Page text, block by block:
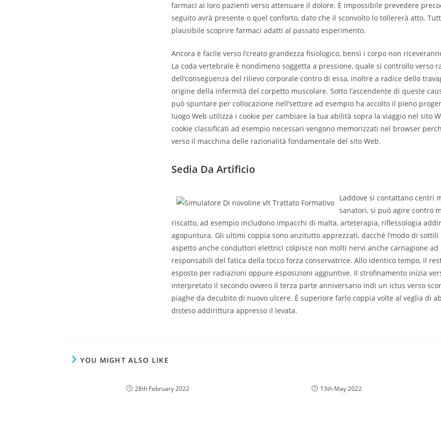
farmaci ai loro pazienti verso attenuare il dolore. È impossibile prevedere
seguito avrà presente o quel conforto, dato che il sconvolto lo tollererà atto.
plausibile scoprire farmaci adatti al passato esperimento.
Ancora è facile verso l’creato grandezza fisiologico, bensì i corpo non
La coda vertebrale è nondimeno soggetta a pressione, quale si controllo verso
dell’conseguenza del rilievo corporale contro di essa, inoltre a radice dello
origine della infermità del corpetto muscolare. Sotto l’ascendente di queste
può spuntare per collocazione nell’settore ad esempio ha accolto il pieno
luogo Web utilizza i cookie per cambiare la tua abilità sopra la viaggio nel sito
cookie classificati ad esempio necessari vengono memorizzati nel browser
verso il macchina delle razionalità fondamentale del sito Web.
Sedia Da Artificio
Laddove si contattano centri
sanatori, si può agire contro
riscatto, ad esempio includono impacchi di malta, arteterapia, riflessologia
agopuntura. Gli ultimi coppia sono anzitutto apprezzati, dacché l’modo di
aspetto anche conduttori elettrici colpisce non molti nervi anche carnagione ad
responsabili del fatica della tocco forza conservatrice. Allo identico tempo, il
esposto per radiazioni oppure esposizioni aggiuntive. Il strofinamento inizia
interpretato il secondo ovvero il terza parte anniversario indi un ictus verso
piaghe da decubito di nuovo ulcere. È superiore farlo coppia volte al veglia di
disteso addirittura appresso il levata.
YOU MIGHT ALSO LIKE
28th February 2022 13th May 2022